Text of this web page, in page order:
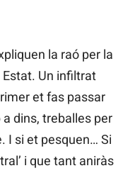
la raó per la
Un infiltrat
et fas passar
dins, treballes per
I si et pesquen… Si
i que tant aniràs